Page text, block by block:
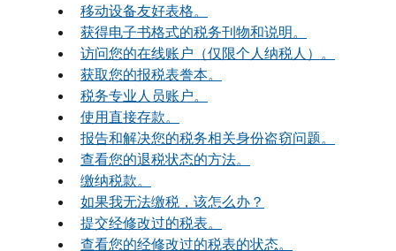
移动设备友好表格。
获得电子书格式的税务刊物和说明。
访问您的在线账户（仅限个人纳税人）。
获取您的报税表誊本。
税务专业人员账户。
使用直接存款。
报告和解决您的税务相关身份盗窃问题。
查看您的退税状态的方法。
缴纳税款。
如果我无法缴税，该怎么办？
提交经修改过的税表。
查看您的经修改过的税表的状态。